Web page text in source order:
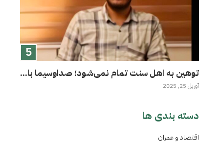
توهین به اهل سنت تمام نمی‌شود؛ صداوسیما با...
آوریل 25, 2025
دسته بندی ها
اقتصاد و عمران